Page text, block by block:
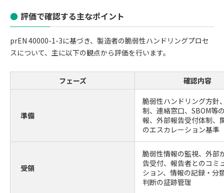
評価で確認する主なポイント
prEN 40000-1-3に基づき、製造者の脆弱性ハンドリングプロセ
スについて、主に以下の観点から評価を行います。
フェーズ 確認内容
準備
脆弱性ハンドリング方針
制、連絡窓口、SBOM等
報、外部報告受付体制、
のエスカレーション基準
受領
脆弱性情報の監視、外部
告受付、報告者とのコミ
ション、情報の記録・分
判断の証跡管理